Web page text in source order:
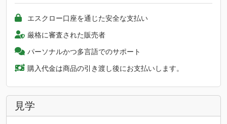
エスクロー口座を通じた安全な支払い
厳格に審査された販売者
パーソナルかつ多言語でのサポート
購入代金は商品の引き渡し後にお支払いします。
見学